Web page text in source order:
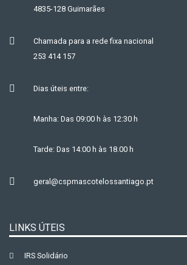
4835-128 Guimarães
Chamada para a rede fixa nacional
253 414 157
Dias úteis entre:
Manha: Das 09:00 h às 12:30 h
Tarde: Das 14:00 h às 18.00 h
geral@cspmascotelossantiago.pt
LINKS ÚTEIS
IRS Solidário